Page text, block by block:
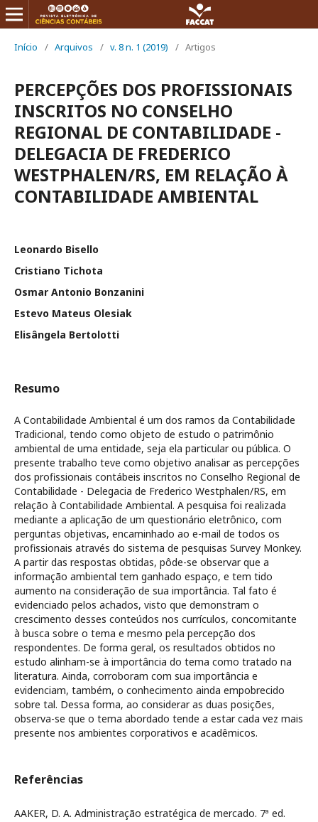
Início / Arquivos / v. 8 n. 1 (2019) / Artigos
PERCEPÇÕES DOS PROFISSIONAIS
INSCRITOS NO CONSELHO
REGIONAL DE CONTABILIDADE -
DELEGACIA DE FREDERICO
WESTPHALEN/RS, EM RELAÇÃO À
CONTABILIDADE AMBIENTAL
Leonardo Bisello
Cristiano Tichota
Osmar Antonio Bonzanini
Estevo Mateus Olesiak
Elisângela Bertolotti
Resumo
A Contabilidade Ambiental é um dos ramos da Contabilidade
Tradicional, tendo como objeto de estudo o patrimônio
ambiental de uma entidade, seja ela particular ou pública. O
presente trabalho teve como objetivo analisar as percepções
dos profissionais contábeis inscritos no Conselho Regional de
Contabilidade - Delegacia de Frederico Westphalen/RS, em
relação à Contabilidade Ambiental. A pesquisa foi realizada
mediante a aplicação de um questionário eletrônico, com
perguntas objetivas, encaminhado ao e-mail de todos os
profissionais através do sistema de pesquisas Survey Monkey.
A partir das respostas obtidas, pôde-se observar que a
informação ambiental tem ganhado espaço, e tem tido
aumento na consideração de sua importância. Tal fato é
evidenciado pelos achados, visto que demonstram o
crescimento desses conteúdos nos currículos, concomitante
à busca sobre o tema e mesmo pela percepção dos
respondentes. De forma geral, os resultados obtidos no
estudo alinham-se à importância do tema como tratado na
literatura. Ainda, corroboram com sua importância e
evidenciam, também, o conhecimento ainda empobrecido
sobre tal. Dessa forma, ao considerar as duas posições,
observa-se que o tema abordado tende a estar cada vez mais
presente nos ambientes corporativos e acadêmicos.
Referências
AAKER, D. A. Administração estratégica de mercado. 7ª ed.